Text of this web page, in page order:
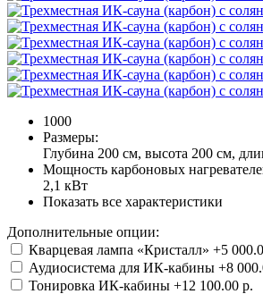
1000
Размеры:
Глубина 200 см, высота 200 см,
Мощность карбоновых
2,1 кВт
Показать все характеристики
Дополнительные опции:
Кварцевая лампа «Кристалл» +5
Аудиосистема для ИК-кабины +8
Тонировка ИК-кабины +12 100.00 р.